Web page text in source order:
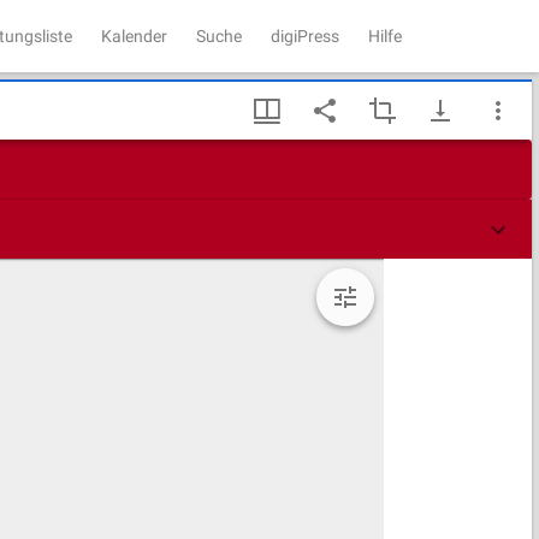
Kalender Suche digiPress Hilfe